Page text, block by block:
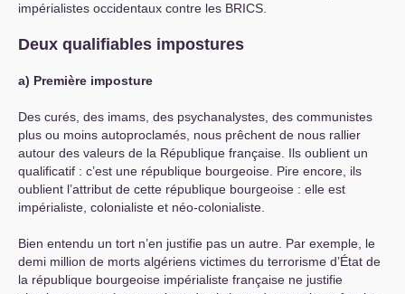
impérialistes occidentaux contre les BRICS
Deux qualifiables impostures
a) Première imposture
Des curés, des imams, des psychanalystes, des communistes
plus ou moins autoproclamés, nous prêchent de nous rallier
autour des valeurs de la République française. Ils oublient un
qualificatif : c’est une république bourgeoise. Pire encore, ils
oublient l’attribut de cette république bourgeoise : elle est
impérialiste, colonialiste et néo-colonialiste.
Bien entendu un tort n’en justifie pas un autre. Par exemple, le
demi million de morts algériens victimes du terrorisme d’État de
la république bourgeoise impérialiste française ne justifie